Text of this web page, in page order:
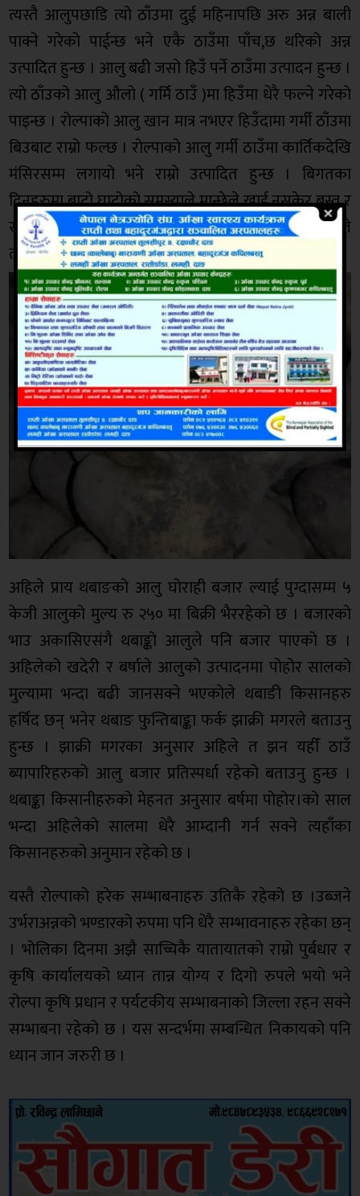
त्यस्तै आलुपछाडि त्यो ठाँउमा दुई महिनापछि अरु अन्न बाली
पाक्ने गरेको पाईन्छ भने एकै ठाउँमा पाँच,छ थरिको अन्न
उत्पादित हुन्छ । आलु बढी जसो हिउँ पर्ने ठाउँमा उत्पादन हुन्छ ।
त्यो ठाँउको आलु औलो ( गर्मि ठाउँ )मा हिउँमा धेरै फल्ने गरेको
पाइन्छ । रोल्पाको आलु खान मात्र नभएर हिउँदामा गर्मी ठाँउमा
बिउबाट राम्रो फल्छ । रोल्पाको आलु गर्मी ठाउँमा कार्तिकदेखि
मंसिरसम्म लगायो भने राम्रो उत्पादित हुन्छ । बिगतका
दिनहरुमा बाटो घाटोको समस्याले मान्छेले खाई नसकेर बस्तु र
सुँगुर,बङगुरलाई पनि आहारा बनाउने गरिएको थियो भने अहिले
त्यहाँ बजार पाएको छ ।
अहिले प्राय थबाङको आलु घोराही बजार ल्याई पुग्दासम्म ५
केजी आलुको मुल्य रु २५० मा बिक्री भैररहेको छ । बजारको
भाउ अकासिएसंगै थबाङ्को आलुले पनि बजार पाएको छ ।
अहिलेको खदेरी र बर्षाले आलुको उत्पादनमा पोहोर सालको
मुल्यामा भन्दा बढी जानसक्ने भएकोले थबाङी किसानहरु
हर्षिद छन् भनेर थबाङ फुन्तिबाङ्का फर्क झाक्री मगरले बताउनु
हुन्छ । झाक्री मगरका अनुसार अहिले त झन यहीँ ठाउँ
ब्यापारिहरुको आलु बजार प्रतिस्पर्धा रहेको बताउनु हुन्छ ।
थबाङ्का किसानीहरुको मेहनत अनुसार बर्षमा पोहोर।को साल
भन्दा अहिलेको सालमा धेरै आम्दानी गर्न सक्ने त्यहाँका
किसानहरुको अनुमान रहेको छ ।
यस्तै रोल्पाको हरेक सम्भाबनाहरु उतिकै रहेको छ ।उब्जने
उर्भराअन्नको भण्डारको रुपमा पनि धेरै सम्भावनाहरु रहेका छन्
। भोलिका दिनमा अझै साच्चिकै यातायातको राम्रो पुर्बधार र
कृषि कार्यालयको ध्यान तान्न योग्य र दिगो रुपले भयो भने
रोल्पा कृषि प्रधान र पर्यटकीय सम्भाबनाको जिल्ला रहन सक्ने
सम्भाबना रहेको छ । यस सन्दर्भमा सम्बन्धित निकायको पनि
ध्यान जान जरुरी छ ।